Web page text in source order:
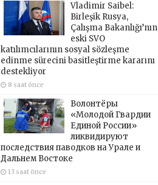
Vladimir Saibel:
Birleşik Rusya,
Çalışma Bakanlığı’nın
eski SVO
katılımcılarının sosyal sözleşme
edinme sürecini basitleştirme kararını
destekliyor
8 saat önce
Волонтёры
«Молодой Гвардии
Единой России»
ликвидируют
последствия паводков на Урале и
Дальнем Востоке
13 saat önce